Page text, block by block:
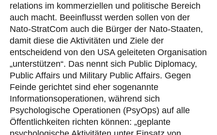
relations im kommerziellen und politische Bereich
auch macht. Beeinflusst werden sollen von der
Nato-StratCom auch die Bürger der Nato-Staaten,
damit diese die Aktivitäten und Ziele der
entscheidend von den USA geleiteten Organisation
„unterstützen“. Das nennt sich Public Diplomacy,
Public Affairs und Military Public Affairs. Gegen
Feinde gerichtet sind eher sogenannte
Informationsoperationen, während sich
Psychologische Operationen (PsyOps) auf alle
Öffentlichkeiten richten können: „geplante